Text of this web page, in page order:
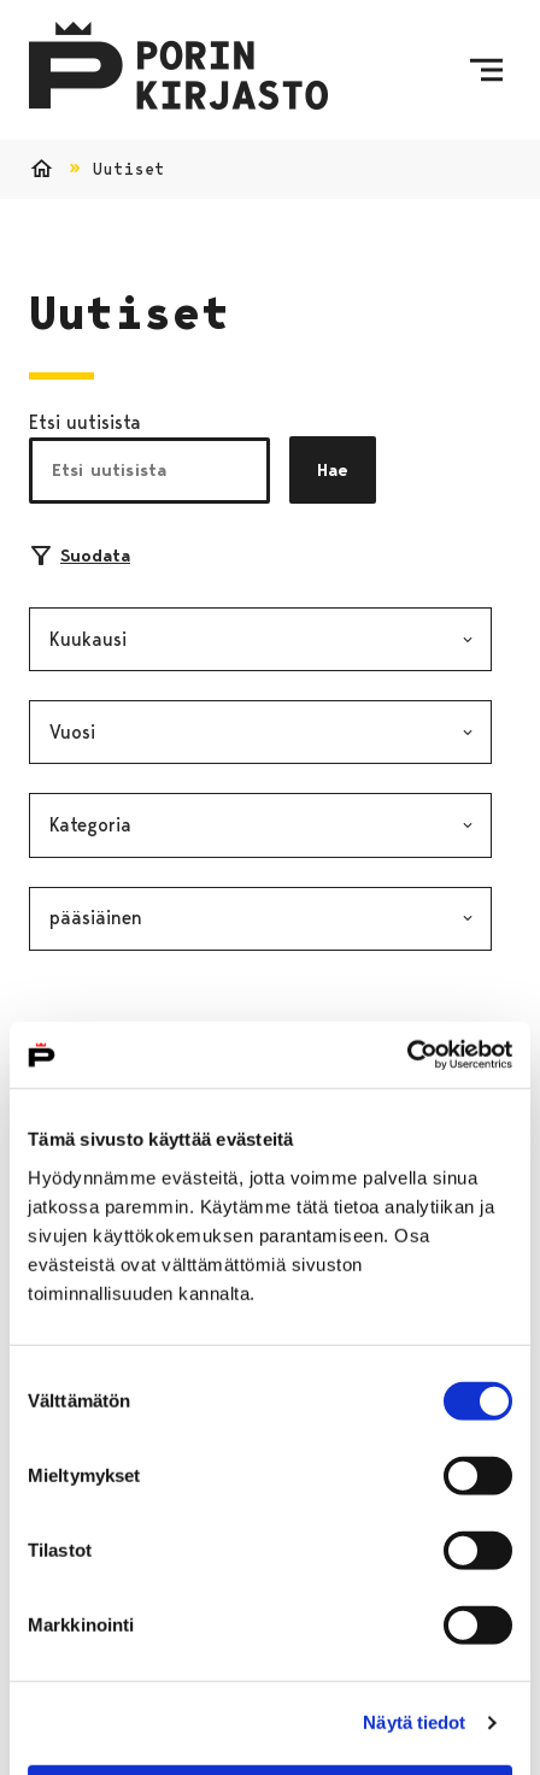
Tämä sivusto käyttää evästeitä
Hyödynnämme evästeitä, jotta voimme palvella sinua
jatkossa paremmin. Käytämme tätä tietoa analytiikan ja
sivujen käyttökokemuksen parantamiseen. Osa
evästeistä ovat välttämättömiä sivuston
toiminnallisuuden kannalta.
valinta
Välttämätön
Mieltymykset
Tilastot
Markkinointi
Näytä tiedot
Uutiset
Uutiset
Etsi uutisista
Hae
Suodata
aukioloaikoihin